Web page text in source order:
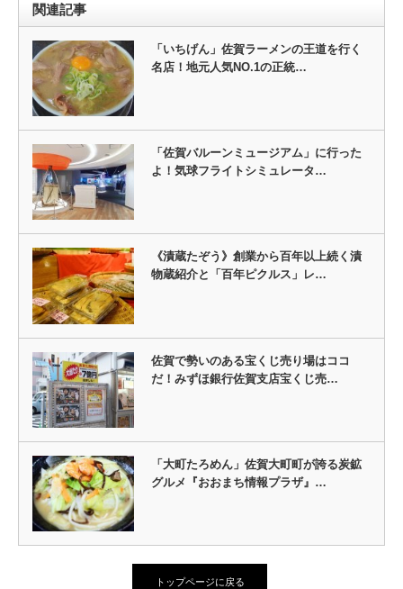
関連記事
「いちげん」佐賀ラーメンの王道を行く
名店！地元人気NO.1の正統…
「佐賀バルーンミュージアム」に行った
よ！気球フライトシミュレータ…
《漬蔵たぞう》創業から百年以上続く漬
物蔵紹介と「百年ピクルス」レ…
佐賀で勢いのある宝くじ売り場はココ
だ！みずほ銀行佐賀支店宝くじ売…
「大町たろめん」佐賀大町町が誇る炭鉱
グルメ『おおまち情報プラザ』…
トップページに戻る